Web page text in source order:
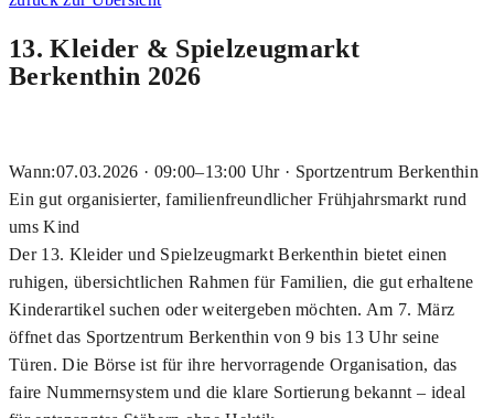
13. Kleider & Spielzeugmarkt
Berkenthin 2026
Wann:07.03.2026 · 09:00–13:00 Uhr · Sportzentrum Berkenthin
Ein gut organisierter, familienfreundlicher Frühjahrsmarkt rund
ums Kind
Der 13. Kleider und Spielzeugmarkt Berkenthin bietet einen
ruhigen, übersichtlichen Rahmen für Familien, die gut erhaltene
Kinderartikel suchen oder weitergeben möchten. Am 7. März
öffnet das Sportzentrum Berkenthin von 9 bis 13 Uhr seine
Türen. Die Börse ist für ihre hervorragende Organisation, das
faire Nummernsystem und die klare Sortierung bekannt – ideal